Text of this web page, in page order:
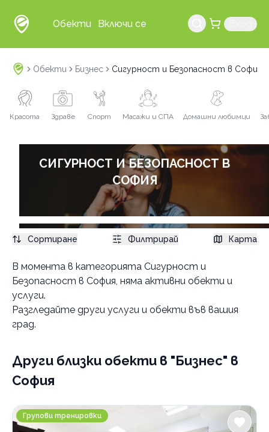
Обекти Включи се
Обекти Бизнес Сигурност и Безопасност в София
Красота Здраве Спорт Масажи и СПА Домашни любимци
СИГУРНОСТ И БЕЗОПАСНОСТ В
СОФИЯ
В момента в категорията Сигурност и
Безопасност в София, няма активни обекти и
услуги.
Разгледайте други услуги и обекти във вашия
град.
Други близки обекти в "Бизнес" в
София
Спортен клуб Феникс
Групови тренировки
Сортиране Филтрирай Карта
Категории
Дигитален маркетинг
Нотариуси и нотариуални услуги
Счетоводство
Преводи и легализация на документи
Печат, предпечат, довършителни дейности
Проектиране и дизайн